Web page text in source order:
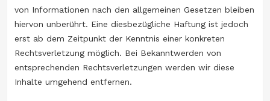
von Informationen nach den allgemeinen Gesetzen bleiben
hiervon unberührt. Eine diesbezügliche Haftung ist jedoch
erst ab dem Zeitpunkt der Kenntnis einer konkreten
Rechtsverletzung möglich. Bei Bekanntwerden von
entsprechenden Rechtsverletzungen werden wir diese
Inhalte umgehend entfernen.